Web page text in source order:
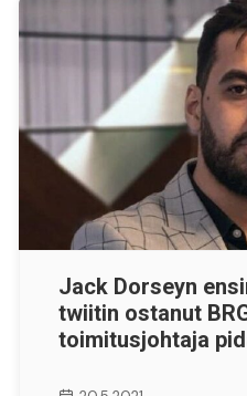
Jack Dorseyn
twiitin ostanut
toimitusjohtaja